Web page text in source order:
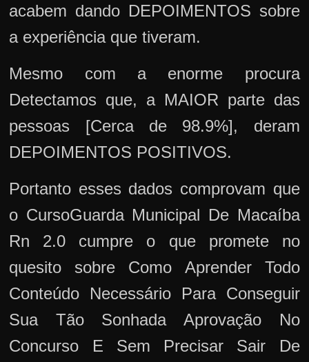
acabem dando DEPOIMENTOS sobre
a experiência que tiveram.
Mesmo com a enorme procura
Detectamos que, a MAIOR parte das
pessoas [Cerca de 98.9%], deram
DEPOIMENTOS POSITIVOS.
Portanto esses dados comprovam que
o CursoGuarda Municipal De Macaíba
Rn 2.0 cumpre o que promete no
quesito sobre Como Aprender Todo
Conteúdo Necessário Para Conseguir
Sua Tão Sonhada Aprovação No
Concurso E Sem Precisar Sair De